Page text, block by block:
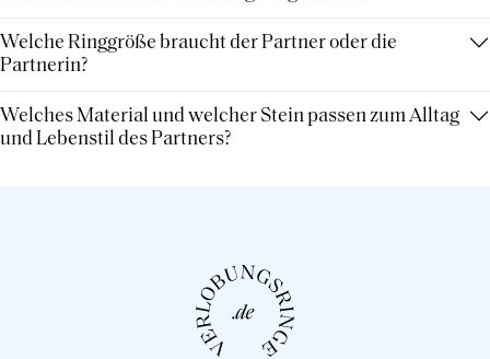
Welche Ringgröße braucht der Partner oder die
Partnerin?
Welches Material und welcher Stein passen zum Alltag
und Lebenstil des Partners?